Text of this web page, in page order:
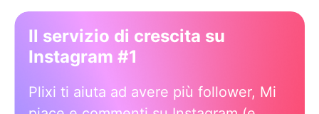
Il servizio di crescita su
Instagram #1
Plixi ti aiuta ad avere più follower, Mi